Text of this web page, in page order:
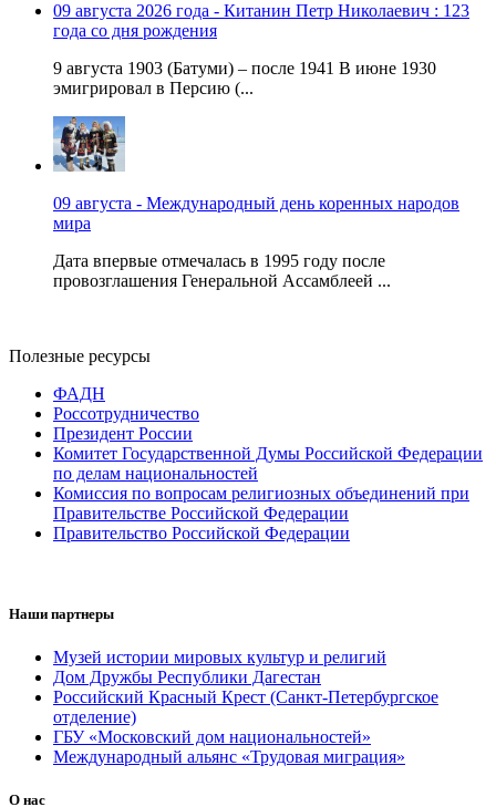
09 августа 2026 года - Китанин Петр Николаевич : 123
года со дня рождения
9 августа 1903 (Батуми) – после 1941 В июне 1930
эмигрировал в Персию (...
09 августа - Международный день коренных народов
мира
Дата впервые отмечалась в 1995 году после
провозглашения Генеральной Ассамблеей ...
Полезные ресурсы
ФАДН
Россотрудничество
Президент России
Комитет Государственной Думы Российской Федерации
по делам национальностей
Комиссия по вопросам религиозных объединений при
Правительстве Российской Федерации
Правительство Российской Федерации
Наши партнеры
Музей истории мировых культур и религий
Дом Дружбы Республики Дагестан
Российский Красный Крест (Санкт-Петербургское
отделение)
ГБУ «Московский дом национальностей»
Международный альянс «Трудовая миграция»
О нас